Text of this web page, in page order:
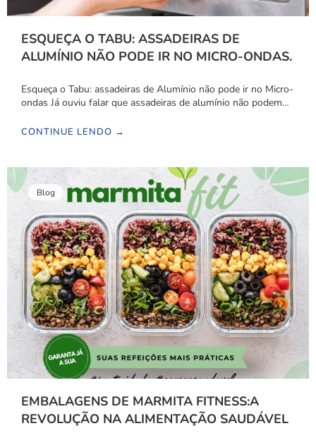
ESQUEÇA O TABU: ASSADEIRAS DE
ALUMÍNIO NÃO PODE IR NO MICRO-ONDAS.
Esqueça o Tabu: assadeiras de Alumínio não pode ir no Micro-
ondas Já ouviu falar que assadeiras de alumínio não podem…
CONTINUE LENDO →
Blog
EMBALAGENS DE MARMITA FITNESS:A
REVOLUÇÃO NA ALIMENTAÇÃO SAUDÁVEL